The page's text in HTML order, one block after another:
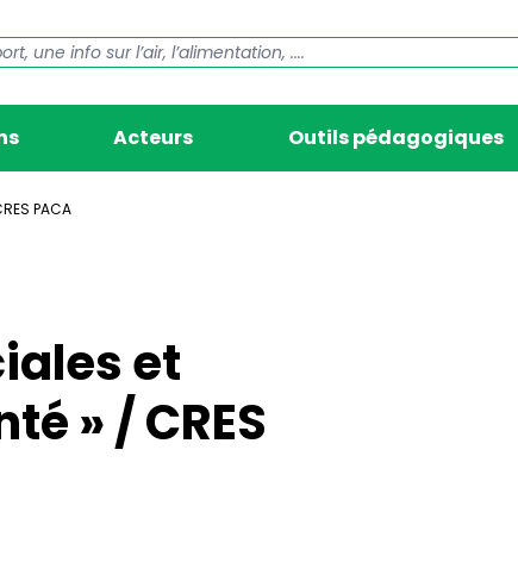
Acteurs Outils pédagogiques
PACA
et
» / CRES